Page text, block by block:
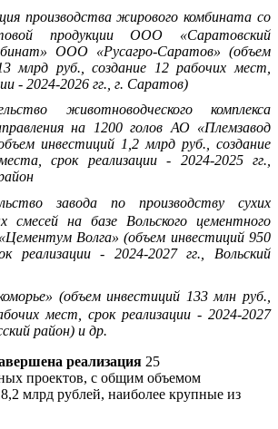
производства жирового комбината со
продукции ООО «Саратовский
ООО «Русагро-Саратов» (объем
млрд руб., создание 12 рабочих мест,
- 2024-2026 гг., г. Саратов)
животноводческого комплекса
на 1200 голов АО «Племзавод
инвестиций 1,2 млрд руб., создание
срок реализации - 2024-2025 гг.,
завода по производству сухих
смесей на базе Вольского цементного
Волга» (объем инвестиций 950
реализации - 2024-2027 гг., Вольский
(объем инвестиций 133 млн руб.,
мест, срок реализации - 2024-2027
район) и др.
реализация 25
проектов, с общим объемом
млрд рублей, наиболее крупные из